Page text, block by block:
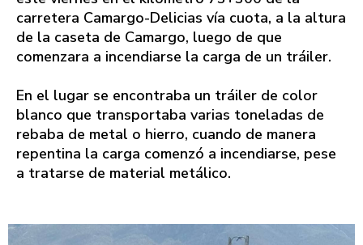
carretera Camargo-Delicias vía cuota, a la altura
de la caseta de Camargo, luego de que
comenzara a incendiarse la carga de un tráiler.
En el lugar se encontraba un tráiler de color
blanco que transportaba varias toneladas de
rebaba de metal o hierro, cuando de manera
repentina la carga comenzó a incendiarse, pese
a tratarse de material metálico.